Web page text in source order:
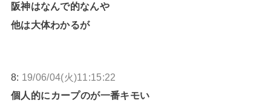
阪神はなんで的なんや
他は大体わかるが
8: 19/06/04(火)11:15:22
個人的にカープのが一番キモい